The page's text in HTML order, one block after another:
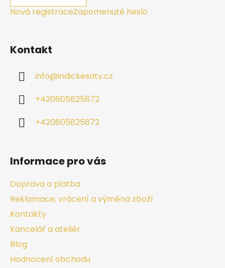
Nová registraceZapomenuté heslo
Kontakt
info@indickesaty.cz
+420605825872
+420605825872
Informace pro vás
Doprava a platba
Reklamace, vrácení a výměna zboží
Kontakty
Kancelář a ateliér
Blog
Hodnocení obchodu